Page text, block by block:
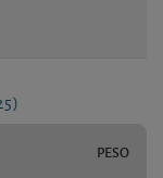
PESO